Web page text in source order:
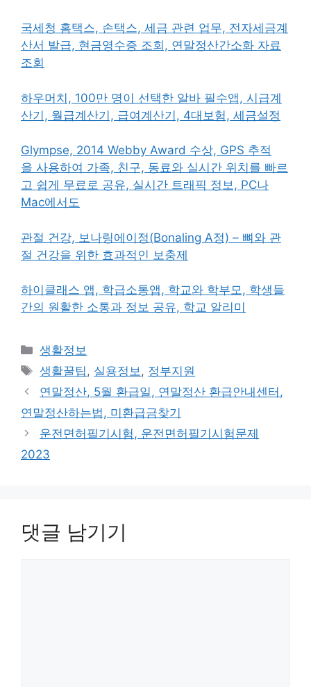
국세청 홈택스, 손택스, 세금 관련 업무, 전자세금계
산서 발급, 현금영수증 조회, 연말정산간소화 자료
조회
하우머치, 100만 명이 선택한 알바 필수앱, 시급계
산기, 월급계산기, 급여계산기, 4대보험, 세금설정
Glympse, 2014 Webby Award 수상, GPS 추적
을 사용하여 가족, 친구, 동료와 실시간 위치를 빠르
고 쉽게 무료로 공유, 실시간 트래픽 정보, PC나
Mac에서도
관절 건강, 보나링에이정(Bonaling A정) – 뼈와 관
절 건강을 위한 효과적인 보충제
하이클래스 앱, 학급소통앱, 학교와 학부모, 학생들
간의 원활한 소통과 정보 공유, 학교 알리미
카
테
리
생활정보
태
그
생활꿀팁, 실용정보, 정부지원
연말정산, 5월 환급일, 연말정산 환급안내센터,
연말정산하는법, 미환급금찾기
운전면허필기시험, 운전면허필기시험문제
2023
댓글 남기기